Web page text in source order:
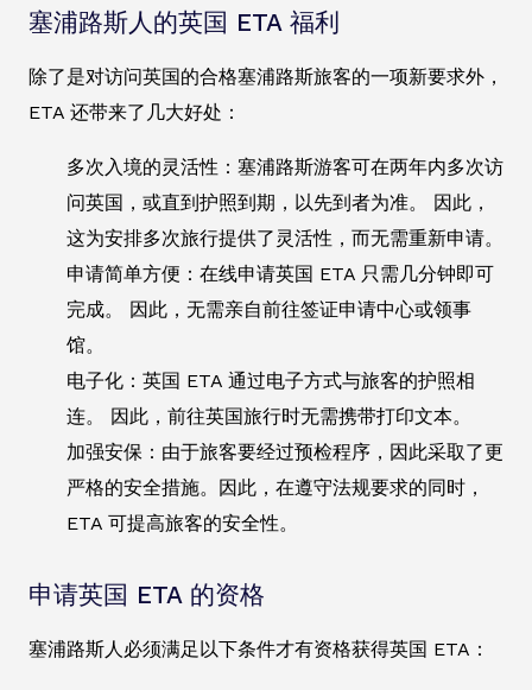
塞浦路斯人的英国 ETA 福利
除了是对访问英国的合格塞浦路斯旅客的一项新要求外，
ETA 还带来了几大好处：
多次入境的灵活性：塞浦路斯游客可在两年内多次访
问英国，或直到护照到期，以先到者为准。 因此，
这为安排多次旅行提供了灵活性，而无需重新申请。
申请简单方便：在线申请英国 ETA 只需几分钟即可
完成。 因此，无需亲自前往签证申请中心或领事
馆。
电子化：英国 ETA 通过电子方式与旅客的护照相
连。 因此，前往英国旅行时无需携带打印文本。
加强安保：由于旅客要经过预检程序，因此采取了更
严格的安全措施。因此，在遵守法规要求的同时，
ETA 可提高旅客的安全性。
申请英国 ETA 的资格
塞浦路斯人必须满足以下条件才有资格获得英国 ETA：